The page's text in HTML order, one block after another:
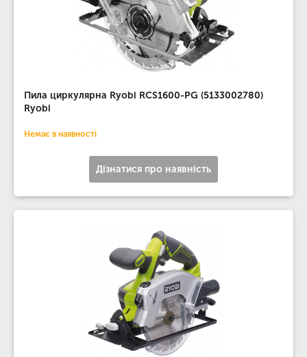
Пила циркулярна Ryobi RCS1600-PG (5133002780)
Ryobi
Немає в наявності
Дізнатися про наявність